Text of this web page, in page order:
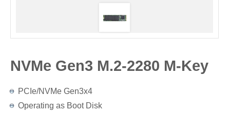
NVMe Gen3 M.2-2280 M-Key
PCIe/NVMe Gen3x4
Operating as Boot Disk